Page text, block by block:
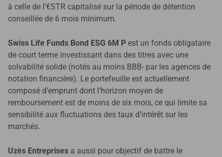
à celle de l’€STR capitalisé sur la période de détention
conseillée de 6 mois minimum.
Swiss Life Funds Bond ESG 6M P est un fonds obligataire
de court terme investissant dans des titres avec une
solvabilité solide (notés au moins BBB- par les agences de
notation financière). Le portefeuille est actuellement
composé d’emprunt dont l’horizon moyen de
remboursement est de moins de six mois, ce qui limite sa
sensibilité aux fluctuations des taux d’intérêt sur les
marchés.
Uzès Entreprises a aussi pour objectif de battre le